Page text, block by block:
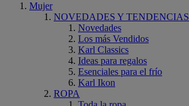
Mujer
NOVEDADES Y TENDENCIAS
Novedades
Los más Vendidos
Karl Classics
Ideas para regalos
Esenciales para el frío
Karl Ikon
ROPA